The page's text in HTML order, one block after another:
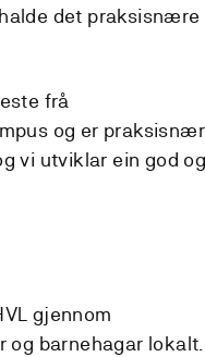
det praksisnære
frå
og er
vi utviklar ein god
gjennom
og barnehagar lokalt.